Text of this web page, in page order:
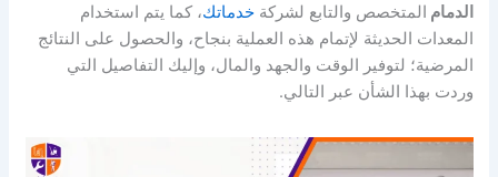
الدمام المتخصص والتابع لشركةخدماتك، كما يتم استخدام
المعدات الحديثة لإتمام هذه العملية بنجاح، والحصول على النتائج
المرضية؛ لتوفير الوقت والجهد والمال، وإليك التفاصيل التي
وردت بهذا الشأن عبر التالي.